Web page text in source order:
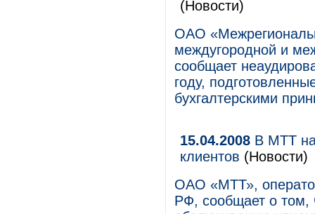
(Новости)
ОАО
междугородной и
сообщает
году,
бухгалтерскими
15.04.2008 В МТТ
клиентов (Новости)
ОАО «МТТ»,
РФ, сообщает о том,